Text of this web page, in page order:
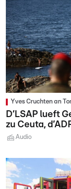
Yves Cruchten an
D’LSAP lueft
zu Ceuta,
Audio